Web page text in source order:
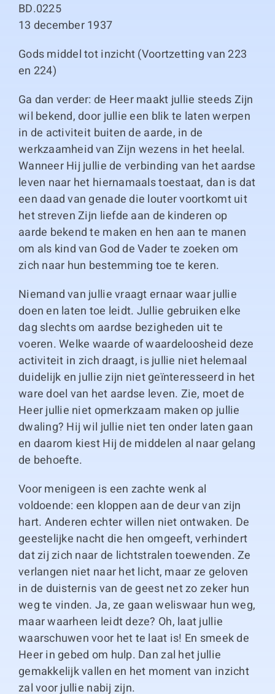
BD.0225
13 december 1937
Gods middel tot inzicht (Voortzetting van 223
en 224)
Ga dan verder: de Heer maakt jullie steeds Zijn
wil bekend, door jullie een blik te laten werpen
in de activiteit buiten de aarde, in de
werkzaamheid van Zijn wezens in het heelal.
Wanneer Hij jullie de verbinding van het aardse
leven naar het hiernamaals toestaat, dan is dat
een daad van genade die louter voortkomt uit
het streven Zijn liefde aan de kinderen op
aarde bekend te maken en hen aan te manen
om als kind van God de Vader te zoeken om
zich naar hun bestemming toe te keren.
Niemand van jullie vraagt ernaar waar jullie
doen en laten toe leidt. Jullie gebruiken elke
dag slechts om aardse bezigheden uit te
voeren. Welke waarde of waardeloosheid deze
activiteit in zich draagt, is jullie niet helemaal
duidelijk en jullie zijn niet geïnteresseerd in het
ware doel van het aardse leven. Zie, moet de
Heer jullie niet opmerkzaam maken op jullie
dwaling? Hij wil jullie niet ten onder laten gaan
en daarom kiest Hij de middelen al naar gelang
de behoefte.
Voor menigeen is een zachte wenk al
voldoende: een kloppen aan de deur van zijn
hart. Anderen echter willen niet ontwaken. De
geestelijke nacht die hen omgeeft, verhindert
dat zij zich naar de lichtstralen toewenden. Ze
verlangen niet naar het licht, maar ze geloven
in de duisternis van de geest net zo zeker hun
weg te vinden. Ja, ze gaan weliswaar hun weg,
maar waarheen leidt deze? Oh, laat jullie
waarschuwen voor het te laat is! En smeek de
Heer in gebed om hulp. Dan zal het jullie
gemakkelijk vallen en het moment van inzicht
zal voor jullie nabij zijn.